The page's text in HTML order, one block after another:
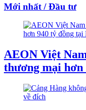
Mới nhất / Đầu tư
AEON Việt
thương mại